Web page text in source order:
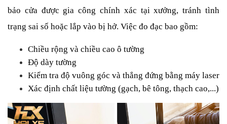
bảo cửa được gia công chính xác tại xưởng, tránh tình
trạng sai số hoặc lắp vào bị hở. Việc đo đạc bao gồm:
Chiều rộng và chiều cao ô tường
Độ dày tường
Kiểm tra độ vuông góc và thẳng đứng bằng máy laser
Xác định chất liệu tường (gạch, bê tông, thạch cao,...)